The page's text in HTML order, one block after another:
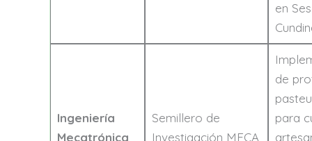
en
Ingeniería
Mecatrónica
Semillero de
Investigación MECA
de
para